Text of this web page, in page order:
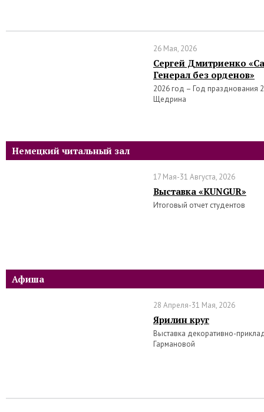
26 Мая, 2026
Сергей Дмитриенко
Генерал без орденов»
2026 год – Год празднования
Щедрина
Немецкий читальный зал
17 Мая-31 Августа, 2026
Выставка «KUNGUR»
Итоговый отчет студентов
Афиша
28 Апреля-31 Мая, 2026
Ярилин круг
Выставка декоративно-
Гармановой